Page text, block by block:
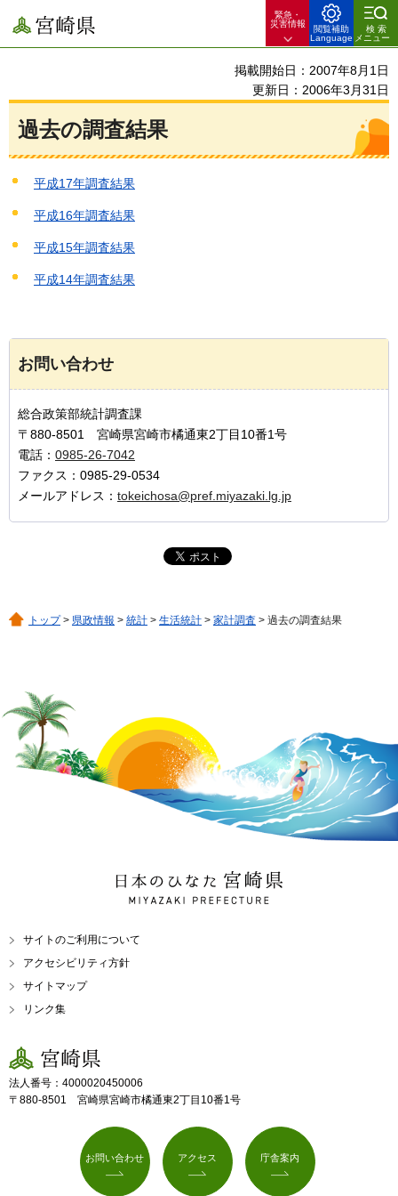
宮崎県
緊急・
災害情報
閲覧補助
Language
検索
メニュー
掲載開始日：2007年8月1日
更新日：2006年3月31日
過去の調査結果
平成17年調査結果
平成16年調査結果
平成15年調査結果
平成14年調査結果
お問い合わせ
総合政策部統計調査課
〒880-8501 宮崎県宮崎市橘通東2丁目10番1号
電話： 0985-26-7042
ファクス：0985-29-0534
メールアドレス： tokeichosa@pref.miyazaki.lg.jp
トップ> 県政情報 > 統計 > 生活統計 > 家計調査 > 過去の調査結果
日本のひなた 宮崎県
MIYAZAKI PREFECTURE
サイトのご利用について
アクセシビリティ方針
サイトマップ
リンク集
宮崎県
法人番号：4000020450006
〒880-8501 宮崎県宮崎市橘通東2丁目10番1号
お問い合わせ アクセス 庁舎案内